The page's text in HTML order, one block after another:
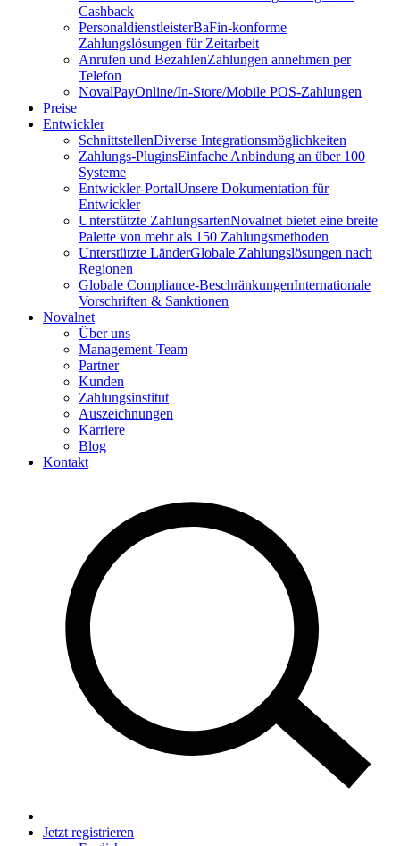
Cashback
PersonaldienstleisterBaFin-konforme
Zahlungslösungen für Zeitarbeit
Anrufen und BezahlenZahlungen annehmen per
Telefon
NovalPayOnline/In-Store/Mobile POS-Zahlungen
Preise
Entwickler
SchnittstellenDiverse Integrationsmöglichkeiten
Zahlungs-PluginsEinfache Anbindung an über 100
Systeme
Entwickler-PortalUnsere Dokumentation für
Entwickler
Unterstützte ZahlungsartenNovalnet bietet eine breite
Palette von mehr als 150 Zahlungsmethoden
Unterstützte LänderGlobale Zahlungslösungen nach
Regionen
Globale Compliance-BeschränkungenInternationale
Vorschriften & Sanktionen
Novalnet
Über uns
Management-Team
Partner
Kunden
Zahlungsinstitut
Auszeichnungen
Karriere
Blog
Kontakt
Jetzt registrieren